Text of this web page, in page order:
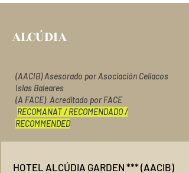
ALCÚDIA
(AACIB) Asesorado por Asociación Celíacos
Islas Baleares
(A FACE) Acreditado por FACE
RECOMANAT / RECOMENDADO /
RECOMMENDED
HOTEL ALCÚDIA GARDEN *** (AACIB)